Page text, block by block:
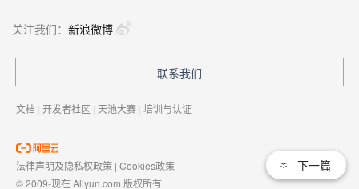
下一篇
关注我们： 新浪微博
联系我们
文档 | 开发者社区 | 天池大赛 | 培训与认证
法律声明及隐私权政策 | Cookies政策
© 2009-现在 Aliyun.com 版权所有